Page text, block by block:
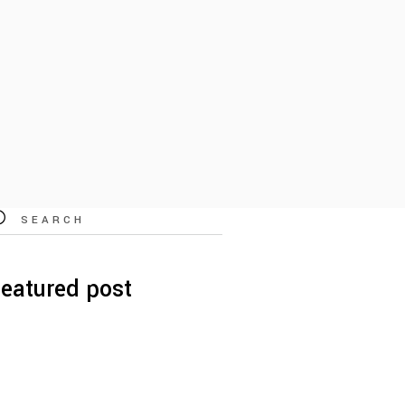
post